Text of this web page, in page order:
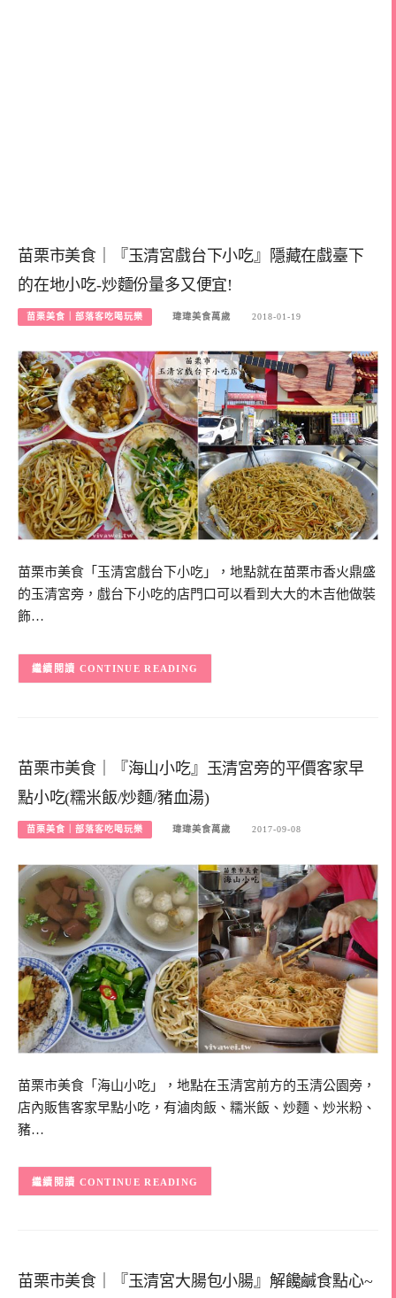
苗栗市美食｜『玉清宮戲台下小吃』隱藏在戲臺下
的在地小吃-炒麵份量多又便宜!
苗栗美食｜部落客吃喝玩樂 瑋瑋美食萬歲 2018-01-19
苗栗市美食「玉清宮戲台下小吃」，地點就在苗栗市香火鼎盛
的玉清宮旁，戲台下小吃的店門口可以看到大大的木吉他做裝
飾…
CONTINUE READING
苗栗市美食｜『海山小吃』玉清宮旁的平價客家早
點小吃(糯米飯/炒麵/豬血湯)
苗栗美食｜部落客吃喝玩樂 瑋瑋美食萬歲 2017-09-08
苗栗市美食「海山小吃」，地點在玉清宮前方的玉清公園旁，
店內販售客家早點小吃，有滷肉飯、糯米飯、炒麵、炒米粉、
豬…
CONTINUE READING
苗栗市美食｜『玉清宮大腸包小腸』解饞鹹食點心~